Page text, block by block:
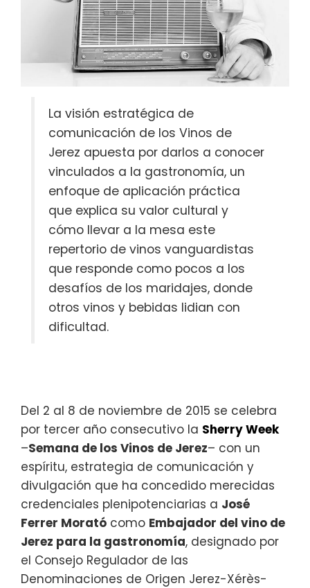
La visión estratégica de
comunicación de los Vinos de
Jerez apuesta por darlos a conocer
vinculados a la gastronomía, un
enfoque de aplicación práctica
que explica su valor cultural y
cómo llevar a la mesa este
repertorio de vinos vanguardistas
que responde como pocos a los
desafíos de los maridajes, donde
otros vinos y bebidas lidian con
dificultad.
Del 2 al 8 de noviembre de 2015 se celebra
por tercer año consecutivo la Sherry Week
–Semana de los Vinos de Jerez– con un
espíritu, estrategia de comunicación y
divulgación que ha concedido merecidas
credenciales plenipotenciarias a José
Ferrer Morató como Embajador del vino de
Jerez para la gastronomía, designado por
el Consejo Regulador de las
Denominaciones de Origen Jerez-Xérès-